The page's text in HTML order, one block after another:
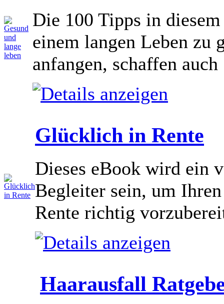
Die 100 Tipps in
einem langen Leben zu
anfangen, schaffen
Glücklich in Rente
Dieses eBook wird ein
Begleiter sein, um
Rente richtig
Haarausfall